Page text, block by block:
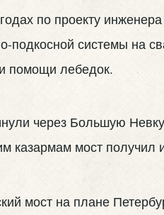
годах по проекту
подкосной системы на
помощи лебедок.
через Большую
казармам мост